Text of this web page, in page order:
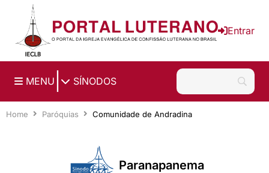
Ir para o conteúdo principal
Entrar
MENU SÍNODOS
Home Paróquias Comunidade de Andradina
Paranapanema